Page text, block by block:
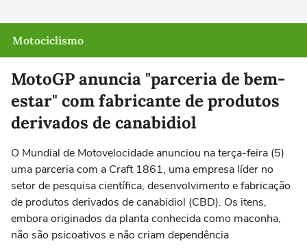
Motociclismo
MotoGP anuncia "parceria de bem-
estar" com fabricante de produtos
derivados de canabidiol
O Mundial de Motovelocidade anunciou na terça-feira (5)
uma parceria com a Craft 1861, uma empresa líder no
setor de pesquisa científica, desenvolvimento e fabricação
de produtos derivados de canabidiol (CBD). Os itens,
embora originados da planta conhecida como maconha,
não são psicoativos e não criam dependência